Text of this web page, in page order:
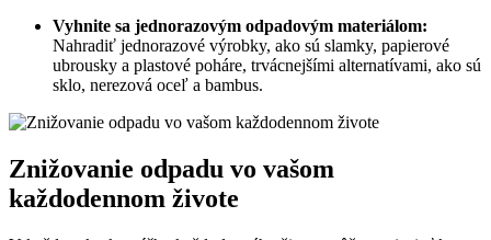
Vyhnite sa jednorazovým odpadovým materiálom:
Nahradiť jednorazové výrobky, ako sú slamky, papierové
ubrousky a plastové poháre, trvácnejšími alternatívami, ako sú
sklo, nerezová oceľ a bambus.
Znižovanie odpadu vo vašom
každodennom živote